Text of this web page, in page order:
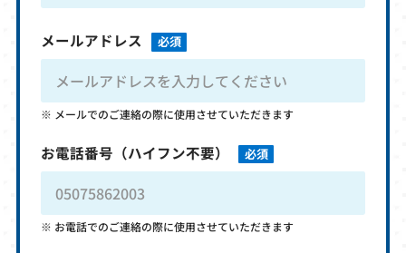
メールアドレス 必須
メールでのご連絡の際に使用させていただきます
お電話番号 （ハイフン不要） 必須
お電話でのご連絡の際に使用させていただきます